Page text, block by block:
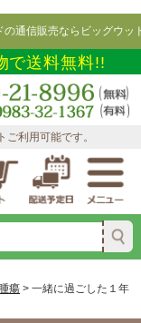
通信販売ならビッグウッ
で送料無料!!
利用可能です。
腫瘍> 一緒に過ごした１年